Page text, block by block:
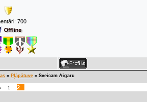
700
» Pļāpātuve » Sveicam Aigaru
1 2